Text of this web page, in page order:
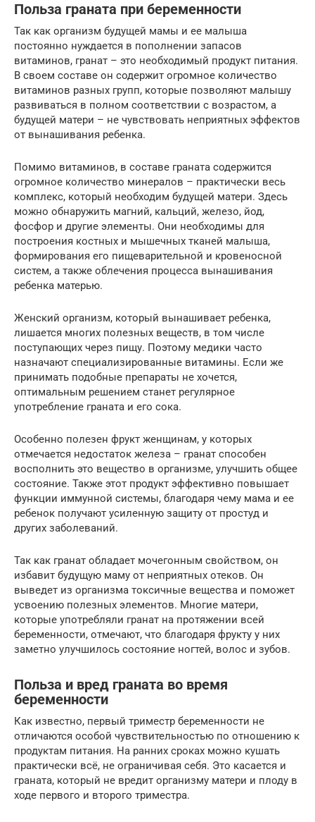
Польза граната при беременности
Так как организм будущей мамы и ее малыша
постоянно нуждается в пополнении запасов
витаминов, гранат – это необходимый продукт питания.
В своем составе он содержит огромное количество
витаминов разных групп, которые позволяют малышу
развиваться в полном соответствии с возрастом, а
будущей матери – не чувствовать неприятных эффектов
от вынашивания ребенка.
Помимо витаминов, в составе граната содержится
огромное количество минералов – практически весь
комплекс, который необходим будущей матери. Здесь
можно обнаружить магний, кальций, железо, йод,
фосфор и другие элементы. Они необходимы для
построения костных и мышечных тканей малыша,
формирования его пищеварительной и кровеносной
систем, а также облечения процесса вынашивания
ребенка матерью.
Женский организм, который вынашивает ребенка,
лишается многих полезных веществ, в том числе
поступающих через пищу. Поэтому медики часто
назначают специализированные витамины. Если же
принимать подобные препараты не хочется,
оптимальным решением станет регулярное
употребление граната и его сока.
Особенно полезен фрукт женщинам, у которых
отмечается недостаток железа – гранат способен
восполнить это вещество в организме, улучшить общее
состояние. Также этот продукт эффективно повышает
функции иммунной системы, благодаря чему мама и ее
ребенок получают усиленную защиту от простуд и
других заболеваний.
Так как гранат обладает мочегонным свойством, он
избавит будущую маму от неприятных отеков. Он
выведет из организма токсичные вещества и поможет
усвоению полезных элементов. Многие матери,
которые употребляли гранат на протяжении всей
беременности, отмечают, что благодаря фрукту у них
заметно улучшилось состояние ногтей, волос и зубов.
Польза и вред граната во время
беременности
Как известно, первый триместр беременности не
отличаются особой чувствительностью по отношению к
продуктам питания. На ранних сроках можно кушать
практически всё, не ограничивая себя. Это касается и
граната, который не вредит организму матери и плоду в
ходе первого и второго триместра.